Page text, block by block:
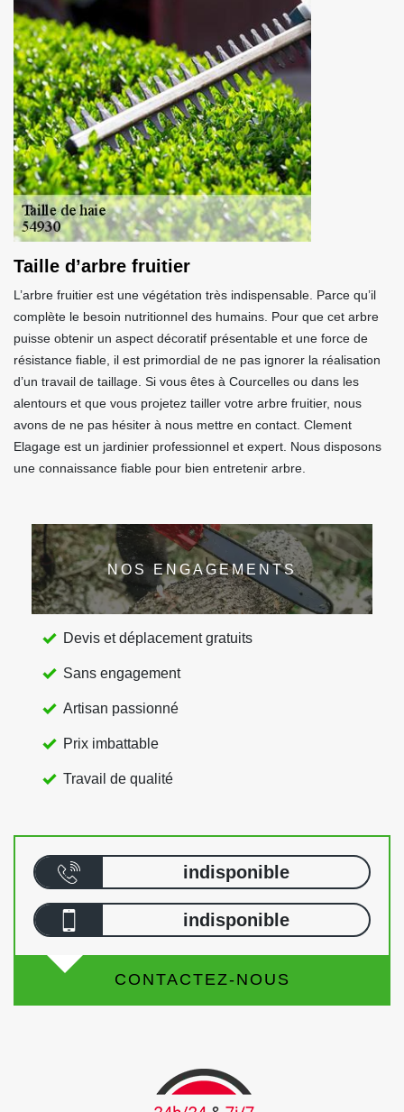
Taille d’arbre fruitier
L’arbre fruitier est une végétation très indispensable. Parce qu’il
complète le besoin nutritionnel des humains. Pour que cet arbre
puisse obtenir un aspect décoratif présentable et une force de
résistance fiable, il est primordial de ne pas ignorer la réalisation
d’un travail de taillage. Si vous êtes à Courcelles ou dans les
alentours et que vous projetez tailler votre arbre fruitier, nous
avons de ne pas hésiter à nous mettre en contact. Clement
Elagage est un jardinier professionnel et expert. Nous disposons
une connaissance fiable pour bien entretenir arbre.
NOS ENGAGEMENTS
Devis et déplacement gratuits
Sans engagement
Artisan passionné
Prix imbattable
Travail de qualité
indisponible
indisponible
CONTACTEZ-NOUS